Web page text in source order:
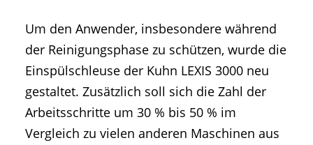
Um den Anwender, insbesondere während
der Reinigungsphase zu schützen, wurde die
Einspülschleuse der Kuhn LEXIS 3000 neu
gestaltet. Zusätzlich soll sich die Zahl der
Arbeitsschritte um 30 % bis 50 % im
Vergleich zu vielen anderen Maschinen aus